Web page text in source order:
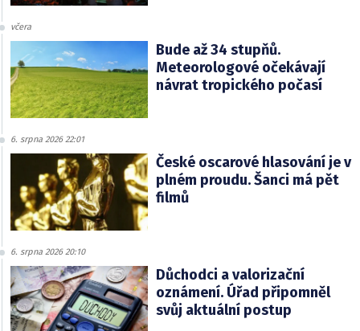
včera
Bude až 34 stupňů.
Meteorologové očekávají
návrat tropického počasí
6. srpna 2026 22:01
České oscarové hlasování je v
plném proudu. Šanci má pět
filmů
6. srpna 2026 20:10
Důchodci a valorizační
oznámení. Úřad připomněl
svůj aktuální postup